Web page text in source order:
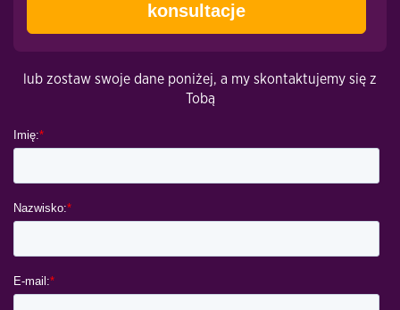
konsultacje
lub zostaw swoje dane poniżej, a my skontaktujemy się z
Tobą